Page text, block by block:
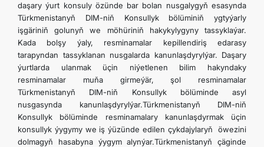
daşary ýurt konsuly özünde bar bolan nusgalygyň esasynda
Türkmenistanyň DIM-niň Konsullyk bölüminiň ygtyýarly
işgäriniň golunyň we möhüriniň hakykylygyny tassyklaýar.
Kada bolşy ýaly, resminamalar kepillendiriş edarasy
tarapyndan tassyklanan nusgalarda kanunlaşdyrylýar. Daşary
ýurtlarda ulanmak üçin niýetlenen bilim hakyndaky
resminamalar muňa girmeýär, şol resminamalar
Türkmenistanyň DIM-niň Konsullyk bölüminde asyl
nusgasynda kanunlaşdyrylýar.Türkmenistanyň DIM-niň
Konsullyk bölüminde resminamalary kanunlaşdyrmak üçin
konsullyk ýygymy we iş ýüzünde edilen çykdajylaryň öwezini
dolmagyň hasabyna ýygym alynýar.Türkmenistanyň çäginde